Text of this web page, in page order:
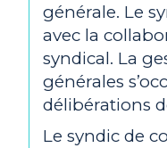
générale. Le
avec la
syndical. La
générales
délibérations
Le syndic de